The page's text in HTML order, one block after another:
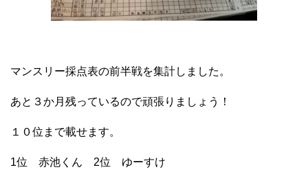
マンスリー採点表の前半戦を集計しました。
あと３か月残っているので頑張りましょう！
１０位まで載せます。
1位 赤池くん 2位 ゆーすけ